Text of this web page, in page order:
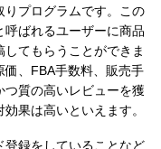
りプログラムです。この
ばれるユーザーに商品
てもらうことができま
、FBA手数料、販売手
質の高いレビューを獲
果は高いといえます。
登録をしていることなど